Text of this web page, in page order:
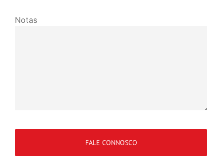
Notas